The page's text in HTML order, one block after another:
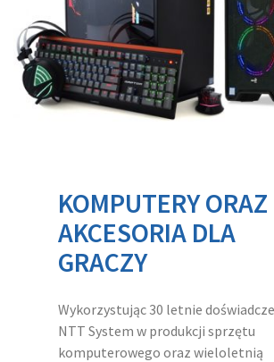
KOMPUTERY ORAZ
AKCESORIA DLA
GRACZY
Wykorzystując 30 letnie
NTT System w produkcji sprzętu
komputerowego oraz wieloletnią